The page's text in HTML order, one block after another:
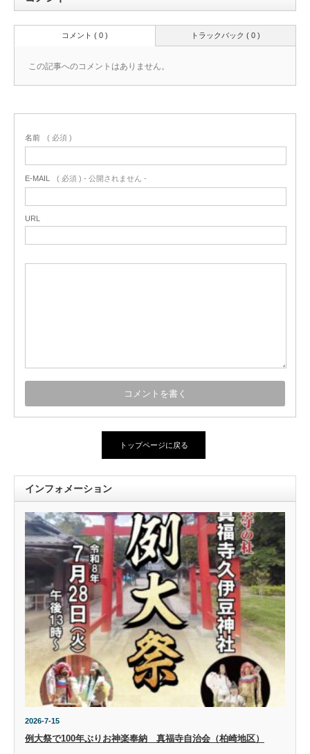
トラックバック ( 0 )
コメント ( 0 )
この記事へのコメントはありません。
名前 ( 必須 )
E-MAIL ( 必須 ) - 公開されません -
URL
トップページに戻る
インフォメーション
2026-7-15
例大祭で100年ぶりお神楽奉納 真福寺自治会（柏崎地区）